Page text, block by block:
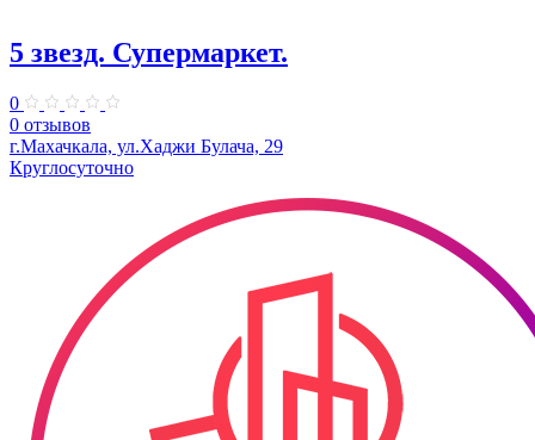
5 звезд. Супермаркет.
0
0 отзывов
г.Махачкала, ул.​Хаджи Булача, 29
Круглосуточно